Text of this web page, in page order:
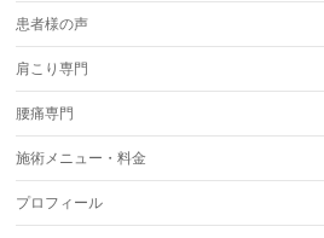
患者様の声
肩こり専門
腰痛専門
施術メニュー・料金
プロフィール